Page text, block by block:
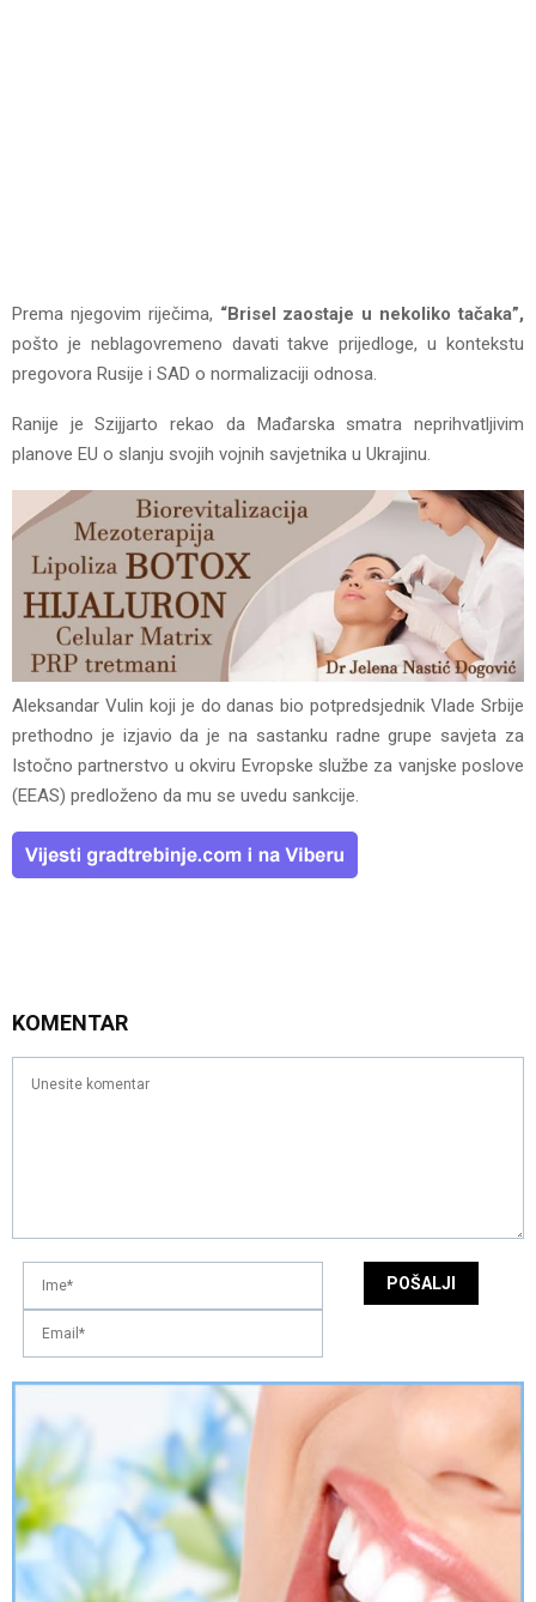
Prema njegovim riječima, “Brisel zaostaje u nekoliko tačaka”,
pošto je neblagovremeno davati takve prijedloge, u kontekstu
pregovora Rusije i SAD o normalizaciji odnosa.
Ranije je Szijjarto rekao da Mađarska smatra neprihvatljivim
planove ЕU o slanju svojih vojnih savjetnika u Ukrajinu.
Aleksandar Vulin koji je do danas bio potpredsjednik Vlade Srbije
prethodno je izjavio da je na sastanku radne grupe savjeta za
Istočno partnerstvo u okviru Еvropske službe za vanjske poslove
(ЕЕAS) predloženo da mu se uvedu sankcije.
KOMENTAR